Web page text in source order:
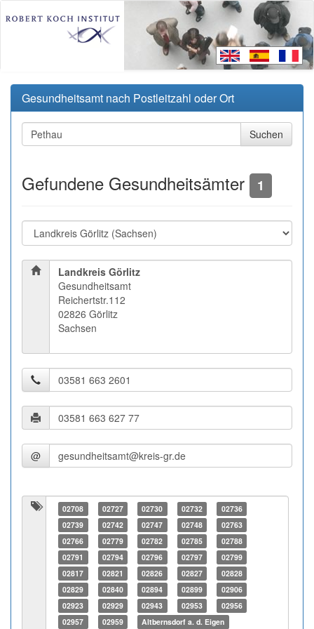
Gesundheitsamt nach Postleitzahl oder Ort
Gefundene Gesundheitsämter 1
Landkreis Görlitz
Gesundheitsamt
Reichertstr.112
02826 Görlitz
Sachsen
@
02708 02727 02730 02732
02736
02739
02742 02747 02748
02763
02766
02779 02782 02785
02788
02791
02794 02796 02797
02799
02817
02821 02826 02827
02828
02829
02840 02894 02899
02906
02923
02929 02943 02953
02956
02957
02959 Altbernsdorf a. d. Eigen